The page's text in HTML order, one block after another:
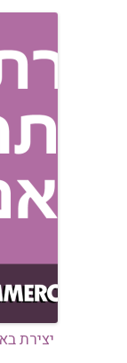
יצירת